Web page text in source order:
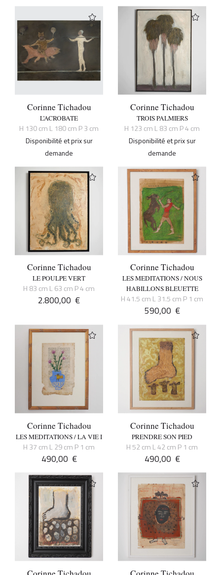
Corinne Tichadou
L’ACROBATE
H 130 cm L 180 cm P 3 cm
Disponibilité et prix sur
demande
Corinne Tichadou
TROIS PALMIERS
H 123 cm L 83 cm P 4 cm
Disponibilité et prix sur
demande
Corinne Tichadou
LE POULPE VERT
H 83 cm L 63 cm P 4 cm
2.800,00 €
Corinne Tichadou
LES MEDITATIONS / NOUS
HABILLONS BLEUETTE
H 41.5 cm L 31.5 cm P 1 cm
590,00 €
Corinne Tichadou
LES MEDITATIONS / LA VIE I
H 37 cm L 29 cm P 1 cm
490,00 €
Corinne Tichadou
PRENDRE SON PIED
H 52 cm L 42 cm P 1 cm
490,00 €